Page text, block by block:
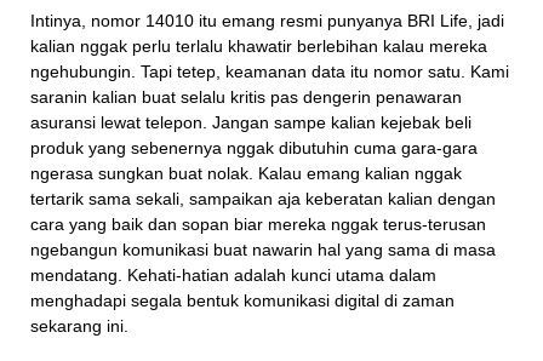
Intinya, nomor 14010 itu emang resmi punyanya BRI Life, jadi
kalian nggak perlu terlalu khawatir berlebihan kalau mereka
ngehubungin. Tapi tetep, keamanan data itu nomor satu. Kami
saranin kalian buat selalu kritis pas dengerin penawaran
asuransi lewat telepon. Jangan sampe kalian kejebak beli
produk yang sebenernya nggak dibutuhin cuma gara-gara
ngerasa sungkan buat nolak. Kalau emang kalian nggak
tertarik sama sekali, sampaikan aja keberatan kalian dengan
cara yang baik dan sopan biar mereka nggak terus-terusan
ngebangun komunikasi buat nawarin hal yang sama di masa
mendatang. Kehati-hatian adalah kunci utama dalam
menghadapi segala bentuk komunikasi digital di zaman
sekarang ini.